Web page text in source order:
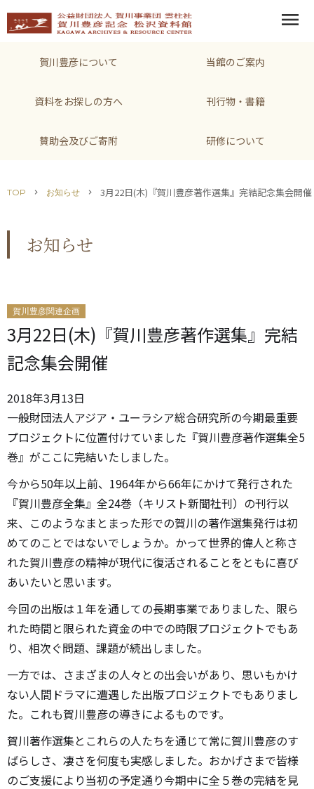
menu
賀川豊彦について 当館のご案内
資料をお探しの方へ 刊行物・書籍
賛助会及びご寄附 研修について
TOP chevron_right お知らせ chevron_right 3月22日(木)『賀川豊彦著作選集』完結記念集会開催
お知らせ
賀川豊彦関連企画
3月22日(木)『賀川豊彦著作選集』完結
記念集会開催
2018年3月13日
一般財団法人アジア・ユーラシア総合研究所の今期最重要
プロジェクトに位置付けていました『賀川豊彦著作選集全5
巻』がここに完結いたしました。
今から50年以上前、1964年から66年にかけて発行された
『賀川豊彦全集』全24巻（キリスト新聞社刊）の刊行以
来、このようなまとまった形での賀川の著作選集発行は初
めてのことではないでしょうか。かって世界的偉人と称さ
れた賀川豊彦の精神が現代に復活されることをともに喜び
あいたいと思います。
今回の出版は１年を通しての長期事業でありました、限ら
れた時間と限られた資金の中での時限プロジェクトでもあ
り、相次ぐ問題、課題が続出しました。
一方では、さまざまの人々との出会いがあり、思いもかけ
ない人間ドラマに遭遇した出版プロジェクトでもありまし
た。これも賀川豊彦の導きによるものです。
賀川著作選集とこれらの人たちを通じて常に賀川豊彦のす
ばらしさ、凄さを何度も実感しました。おかげさまで皆様
のご支援により当初の予定通り今期中に全５巻の完結を見